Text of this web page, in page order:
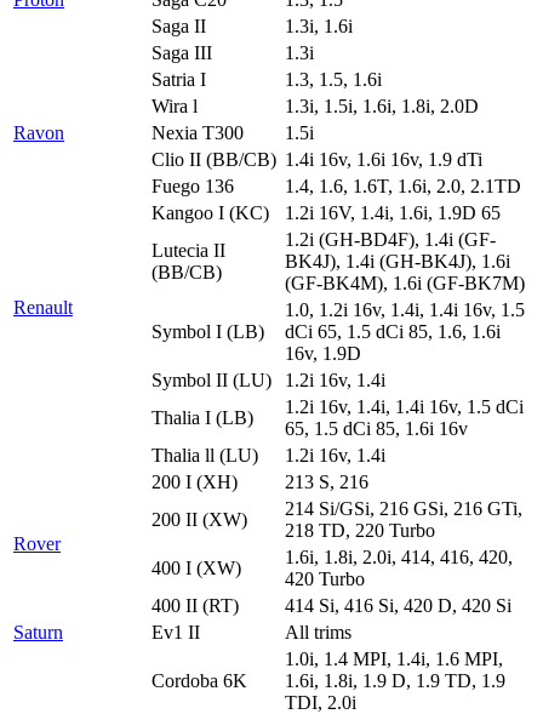
Saga II
1.3i, 1.6i
Saga III
1.3i
Satria I
1.3, 1.5, 1.6i
Wira l
1.3i, 1.5i, 1.6i, 1.8i, 2.0D
Ravon
Nexia T300 1.5i
Renault
Clio II (BB/CB) 1.4i 16v, 1.6i 16v, 1.9 dTi
Fuego 136
1.4, 1.6, 1.6T, 1.6i, 2.0, 2.1TD
Kangoo I (KC)
1.2i 16V, 1.4i, 1.6i, 1.9D 65
Lutecia II
(BB/CB)
1.2i (GH-BD4F), 1.4i (GF-
BK4J), 1.4i (GH-BK4J), 1.6i
(GF-BK4M), 1.6i (GF-BK7M)
Symbol I (LB)
1.0, 1.2i 16v, 1.4i, 1.4i 16v, 1.5
dCi 65, 1.5 dCi 85, 1.6, 1.6i
16v, 1.9D
Symbol II (LU)
1.2i 16v, 1.4i
Thalia I (LB)
1.2i 16v, 1.4i, 1.4i 16v, 1.5 dCi
65, 1.5 dCi 85, 1.6i 16v
Thalia ll (LU)
1.2i 16v, 1.4i
Rover
200 I (XH)
213 S, 216
200 II (XW)
214 Si/GSi, 216 GSi, 216 GTi,
218 TD, 220 Turbo
400 I (XW)
1.6i, 1.8i, 2.0i, 414, 416, 420,
420 Turbo
400 II (RT)
414 Si, 416 Si, 420 D, 420 Si
Saturn
Ev1 II All trims
Cordoba 6K
1.0i, 1.4 MPI, 1.4i, 1.6 MPI,
1.6i, 1.8i, 1.9 D, 1.9 TD, 1.9
TDI, 2.0i